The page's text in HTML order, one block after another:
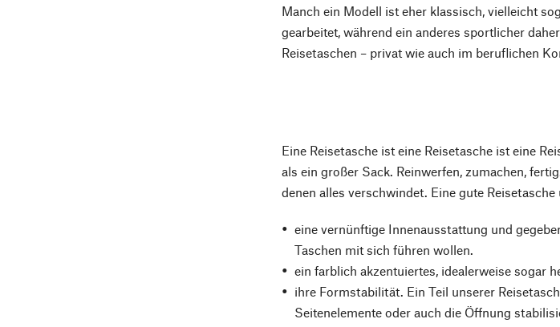
Manch ein Modell ist eher klassisch, vielleicht
gearbeitet, während ein anderes sportlicher
Reisetaschen – privat wie auch im beruflichen
Eine Reisetasche ist eine Reisetasche ist eine
als ein großer Sack. Reinwerfen, zumachen,
denen alles verschwindet. Eine gute
eine vernünftige Innenausstattung und
Taschen mit sich führen wollen.
ein farblich akzentuiertes, idealerweise sogar
ihre Formstabilität. Ein Teil unserer
Seitenelemente oder auch die Öffnung